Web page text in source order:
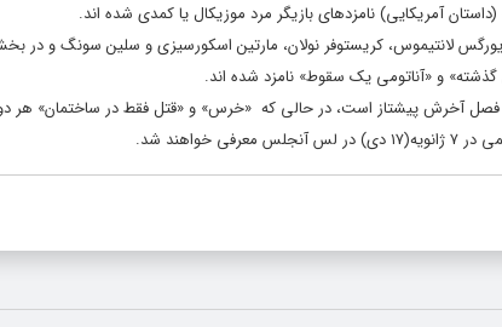
آمریکایی) نامزدهای بازیگر مرد موزیکال یا کمدی شده اند.
لانتیموس، کریستوفر نولان، مارتین اسکورسیزی و سلین سونگ و در بخش
گذشته» و «آناتومی یک سقوط» نامزد شده اند.
شد.